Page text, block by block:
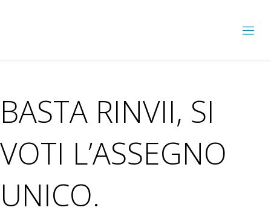
BASTA RINVII, SI
VOTI L’ASSEGNO
UNICO.